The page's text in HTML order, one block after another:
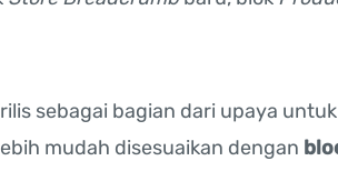
sebagai bagian dari upaya untuk
mudah disesuaikan dengan